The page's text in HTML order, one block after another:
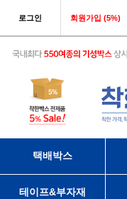
로그인 회원가입 (5%)
택배박스
테이프&부자재